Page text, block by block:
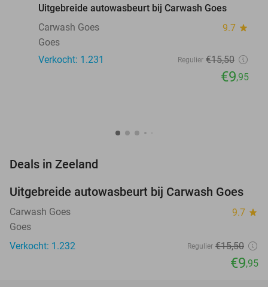
Uitgebreide autowasbeurt bij Carwash Goes
Carwash Goes
9.7 star
Goes
Verkocht: 1.231
Regulier €15,50
€9,95
Deals in Zeeland
36%
Uitgebreide autowasbeurt bij Carwash Goes
Carwash Goes 9.7 star
Goes
Verkocht: 1.232
Regulier €15,50
€9,95